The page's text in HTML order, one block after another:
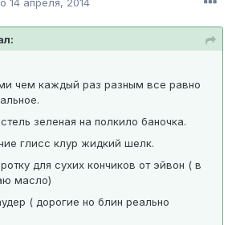
14 апреля, 2014
чем каждый раз разным все равно
зеленая на полкило баночка.
глисс клур жидкий шелк.
для сухих кончиков от эйвон ( в
масло)
( дорогие но блин реально